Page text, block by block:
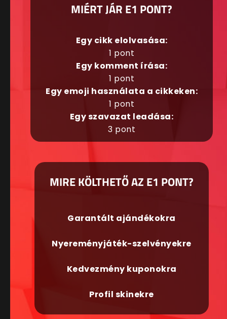
MIÉRT JÁR E1 PONT?
Egy cikk elolvasása:
1 pont
Egy komment írása:
1 pont
Egy emoji használata a cikkeken:
1 pont
Egy szavazat leadása:
3 pont
MIRE KÖLTHETŐ AZ E1 PONT?
Garantált ajándékokra
Nyereményjáték-szelvényekre
Kedvezmény kuponokra
Profil skinekre